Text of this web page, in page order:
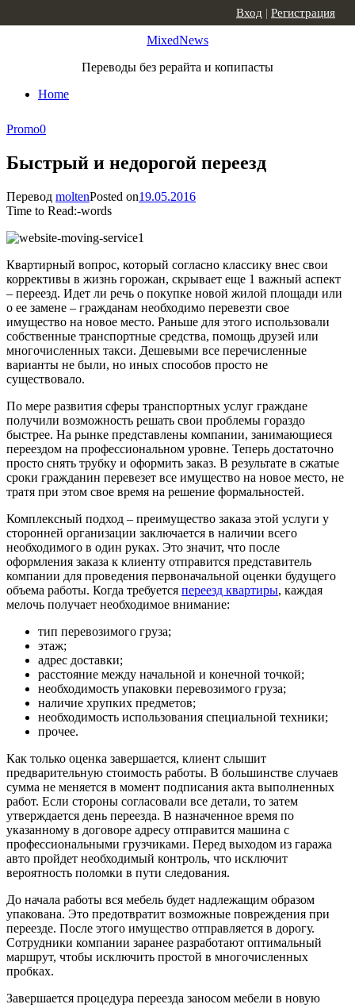
MixedNews
Переводы без рерайта и копипасты
Home
Вход | Регистрация
Promo0
Быстрый и недорогой переезд
Перевод moltenPosted on19.05.2016
Time to Read:-words
Квартирный вопрос, который согласно классику внес свои
коррективы в жизнь горожан, скрывает еще 1 важный аспект
– переезд. Идет ли речь о покупке новой жилой площади или
о ее замене – гражданам необходимо перевезти свое
имущество на новое место. Раньше для этого использовали
собственные транспортные средства, помощь друзей или
многочисленных такси. Дешевыми все перечисленные
варианты не были, но иных способов просто не
существовало.
По мере развития сферы транспортных услуг граждане
получили возможность решать свои проблемы гораздо
быстрее. На рынке представлены компании, занимающиеся
переездом на профессиональном уровне. Теперь достаточно
просто снять трубку и оформить заказ. В результате в сжатые
сроки гражданин перевезет все имущество на новое место, не
тратя при этом свое время на решение формальностей.
Комплексный подход – преимущество заказа этой услуги у
сторонней организации заключается в наличии всего
необходимого в один руках. Это значит, что после
оформления заказа к клиенту отправится представитель
компании для проведения первоначальной оценки будущего
объема работы. Когда требуется переезд квартиры, каждая
мелочь получает необходимое внимание:
тип перевозимого груза;
этаж;
адрес доставки;
расстояние между начальной и конечной точкой;
необходимость упаковки перевозимого груза;
наличие хрупких предметов;
необходимость использования специальной техники;
прочее.
Как только оценка завершается, клиент слышит
предварительную стоимость работы. В большинстве случаев
сумма не меняется в момент подписания акта выполненных
работ. Если стороны согласовали все детали, то затем
утверждается день переезда. В назначенное время по
указанному в договоре адресу отправится машина с
профессиональными грузчиками. Перед выходом из гаража
авто пройдет необходимый контроль, что исключит
вероятность поломки в пути следования.
До начала работы вся мебель будет надлежащим образом
упакована. Это предотвратит возможные повреждения при
переезде. После этого имущество отправляется в дорогу.
Сотрудники компании заранее разработают оптимальный
маршрут, чтобы исключить простой в многочисленных
пробках.
Завершается процедура переезда заносом мебели в новую